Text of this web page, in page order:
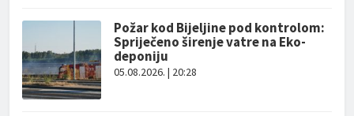
Požar kod Bijeljine pod kontrolom:
Spriječeno širenje vatre na Eko-
deponiju
05.08.2026. | 20:28